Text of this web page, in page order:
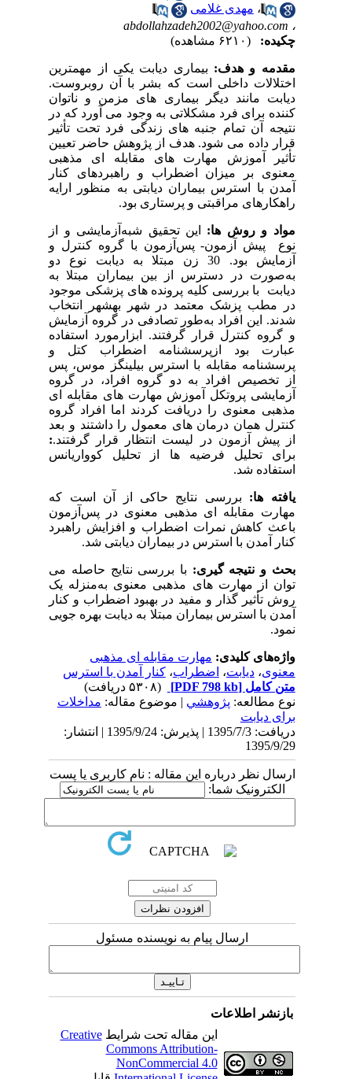
،مهدی غلامی
abdollahzadeh2002@yahoo.com
چکیده:
مقدمه و هدف:بیماری دیابت یکی از مهمترین
اختلالات داخلی است که بشر با آن روبروست.
دیابت مانند دیگر بیماری های مزمن و ناتوان
کننده برای فرد مشکلاتی به وجود می آورد که در
نتیجه آن تمام جنبه های زندگی فرد تحت تأثیر
قرار داده می شود. هدف از پژوهش حاضر تعیین
تأثیر آموزش مهارت های مقابله ای مذهبی
معنوی بر میزان اضطراب و راهبردهای کنار
آمدن با استرس بیماران دیابتی به منظور ارایه
راهکارهای مراقبتی و پرستاری بود.
مواد و روش ها:این تحقیق شبه‌آزمایشی و از
نوع پیش آزمون- پس‌آزمون با گروه کنترل و
آزمایش بود. 30 زن مبتلا به دیابت نوع دو
به‌صورت در دسترس از بین بیماران مبتلا به
دیابت با بررسی کلیه پرونده های پزشکی موجود
در مطب پزشک معتمد در شهر بهشهر انتخاب
شدند. این افراد به‌طور تصادفی در گروه آزمایش
و گروه کنترل قرار گرفتند. ابزارمورد استفاده
عبارت بود ازپرسشنامه اضطراب کتل و
پرسشنامه مقابله با استرس بیلینگز موس، پس
از تخصیص افراد به دو گروه افراد، در گروه
آزمایشی پروتکل آموزش مهارت های مقابله ای
مذهبی معنوی را دریافت کردند اما افراد گروه
کنترل همان درمان های معمول را داشتند و بعد
از پیش آزمون در لیست انتظار قرار گرفتند.:
برای تحلیل فرضیه ها از تحلیل کوواریانس
استفاده شد.
یافته ها:بررسی نتایج حاکی از آن است که
مهارت مقابله ای مذهبی معنوی در پس‌آزمون
باعث کاهش نمرات اضطراب و افزایش راهبرد
کنار آمدن با استرس در بیماران دیابتی شد.
بحث و نتیجه گیری:با بررسی نتایج حاصله می
توان از مهارت های مذهبی معنوی به‌منزله یک
روش تأثیر گذار و مفید در بهبود اضطراب و کنار
آمدن با استرس بیماران مبتلا به دیابت بهره جویی
نمود.
واژه‌های کلیدی:مهارت مقابله ای مذهبی
معنوی،دیابت،اضطراب،کنار آمدن با استرس
متن کامل[PDF 798 kb]
نوع مطالعه:پژوهشي| موضوع مقاله:مداخلات
برای دیابت
دریافت: 1395/7/3 | پذیرش: 1395/9/24 | انتشار:
1395/9/29
ارسال نظر درباره این مقاله : نام کاربری یا پست
الکترونیک شما:
ارسال پیام به نویسنده مسئول
بازنشر اطلاعات
این مقاله تحت شرایطCreative
Commons Attribution-
NonCommercial 4.0